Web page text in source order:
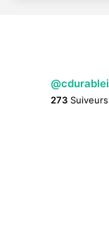
273 Suiveurs